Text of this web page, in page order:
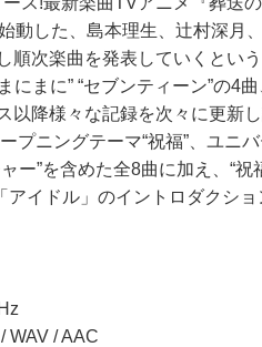
動した、島本理生、辻村深月
順次楽曲を発表していくとい
まにまに” “セブンティーン”の
以降様々な記録を次々に更新
プニングテーマ“祝福”、ユニ
ー”を含めた全8曲に加え、“
アイドル」のイントロダクシ
WAV / AAC